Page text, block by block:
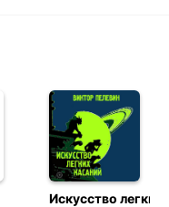
Искусство легких